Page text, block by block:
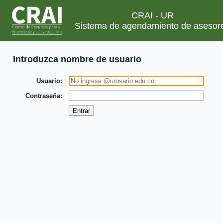
CRAI - UR
Sistema de agendamiento de
Introduzca nombre de usuario
Usuario
Contraseña